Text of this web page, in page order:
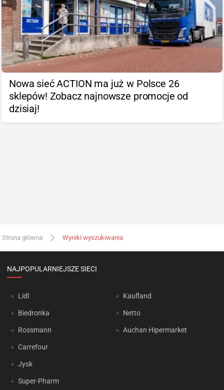
Nowa sieć ACTION ma już w Polsce 26
sklepów! Zobacz najnowsze promocje od
dzisiaj!
Strona główna Wyniki wyszukiwania
NAJPOPULARNIEJSZE SIECI
Lidl
Biedronka
Rossmann
Carrefour
Jysk
Super-Pharm
Kaufland
Netto
Auchan Hipermarket